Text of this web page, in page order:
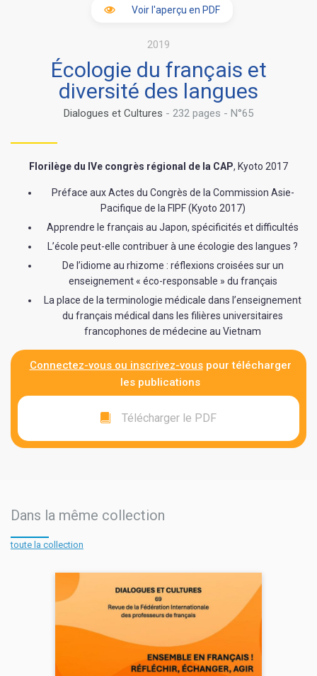
Voir l'aperçu en PDF
2019
Écologie du français et
diversité des langues
Dialogues et Cultures - 232 pages - N°65
Florilège du IVe congrès régional de la CAP, Kyoto 2017
Préface aux Actes du Congrès de la Commission Asie-
Pacifique de la FIPF (Kyoto 2017)
Apprendre le français au Japon, spécificités et difficultés
L’école peut-elle contribuer à une écologie des langues ?
De l’idiome au rhizome : réflexions croisées sur un
enseignement « éco-responsable » du français
La place de la terminologie médicale dans l’enseignement
du français médical dans les filières universitaires
francophones de médecine au Vietnam
Connectez-vous ou inscrivez-vouspour télécharger
les publications
Télécharger le PDF
Dans la même collection
toute la collection